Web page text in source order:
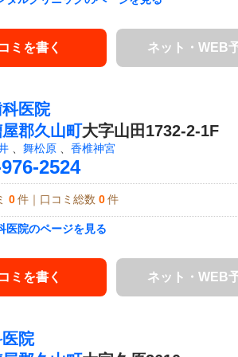
ミを書く ネット・WEB
医院
郡久山町大字山田1732-2-1F
舞松原 香椎神宮
2524
0 件｜口コミ総数 0 件
医院のページを見る
ミを書く ネット・WEB
院